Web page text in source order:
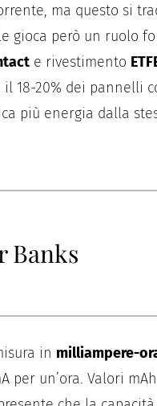
ma questo si
gioca però un ruolo
e rivestimento
18-20% dei pannelli
più energia dalla
Banks
in milliampere-
per un’ora. Valori